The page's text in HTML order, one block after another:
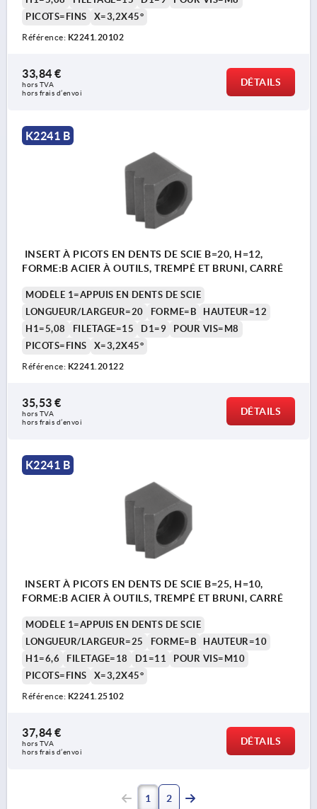
PICOTS=FINS
X=3,2X45°
Référence: K2241.20102
33,84 €
hors TVA
hors frais d’envoi
DÉTAILS
K2241 B
INSERT À PICOTS EN DENTS DE SCIE B=20, H=12,
FORME:B ACIER À OUTILS, TREMPÉ ET BRUNI, CARRÉ
MODÈLE 1=APPUIS EN DENTS DE SCIE
LONGUEUR/LARGEUR=20
FORME=B
HAUTEUR=12
H1=5,08
FILETAGE=15 D1=9
POUR VIS=M8
PICOTS=FINS
X=3,2X45°
Référence: K2241.20122
35,53 €
hors TVA
hors frais d’envoi
DÉTAILS
K2241 B
INSERT À PICOTS EN DENTS DE SCIE B=25, H=10,
FORME:B ACIER À OUTILS, TREMPÉ ET BRUNI, CARRÉ
MODÈLE 1=APPUIS EN DENTS DE SCIE
LONGUEUR/LARGEUR=25
FORME=B
HAUTEUR=10
H1=6,6
FILETAGE=18 D1=11
POUR VIS=M10
PICOTS=FINS
X=3,2X45°
Référence: K2241.25102
37,84 €
hors TVA
hors frais d’envoi
DÉTAILS
1 2